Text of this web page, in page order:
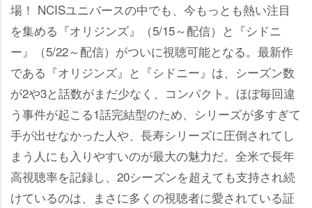
場！ NCISユニバースの中でも、今もっとも熱い注目
を集める『オリジンズ』（5/15～配信）と『シドニ
ー』（5/22～配信）がついに視聴可能となる。最新作
である『オリジンズ』と『シドニー』は、シーズン数
が2や3と話数がまだ少なく、コンパクト。ほぼ毎回違
う事件が起こる1話完結型のため、シリーズが多すぎて
手が出せなかった人や、長寿シリーズに圧倒されてし
まう人にも入りやすいのが最大の魅力だ。全米で長年
高視聴率を記録し、20シーズンを超えても支持され続
けているのは、まさに多くの視聴者に愛されている証